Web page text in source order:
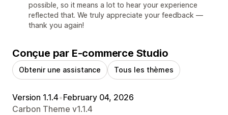
possible, so it means a lot to hear your experience
reflected that. We truly appreciate your feedback —
thank you again!
Conçue par E-commerce Studio
Obtenir une assistance Tous les thèmes
Version 1.1.4•February 04, 2026
Carbon Theme v1.1.4